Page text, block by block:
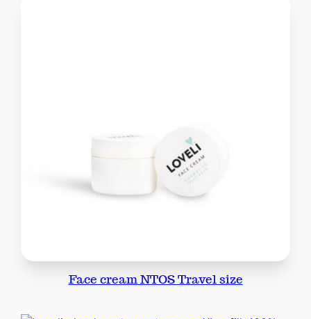
Face cream NTOS Travel size